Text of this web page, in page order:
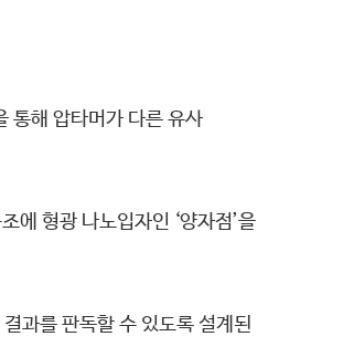
통해 압타머가 다른 유사
에 형광 나노입자인 ‘양자점’을
과를 판독할 수 있도록 설계된